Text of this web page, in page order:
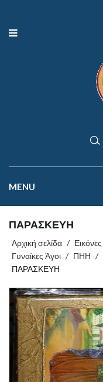
MENU
ΠΑΡΑΣΚΕΥΗ
Αρχική σελίδα / Εικόνες
Γυναίκες Άγοι / ΠΗΗ /
ΠΑΡΑΣΚΕΥΗ